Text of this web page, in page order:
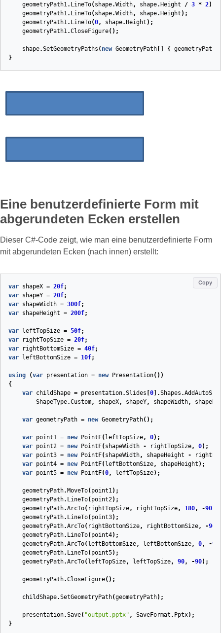
geometryPath1. LineTo( shape.Width, shape. Height / 3 * 2);
geometryPath1. LineTo( shape.Width, shape. Height );
geometryPath1. LineTo(0, shape. Height );
geometryPath1.CloseFigure();
shape.SetGeometryPaths ( new GeometryPath { geometryPath0
}
Eine benutzerdefinierte Form mit
abgerundeten Ecken erstellen
Dieser C#‑Code zeigt, wie man eine benutzerdefinierte Form
mit abgerundeten Ecken (nach innen) erstellt:
Copy
var shapeX = 20f;
var shapeY = 20f;
var shapeWidth = 300f;
var shapeHeight = 200f;
var leftTopSize = 50f;
var
rightTopSize = 20f;
var
rightBottomSize = 40f;
var
leftBottomSize = 10f;
using (var presentation = new Presentation())
{
var childShape = presentation.Slides 0 ].Shapes .
ShapeType.Custom, shapeX, shapeY, shapeWidth,
var geometryPath = new GeometryPath();
var point1 = new PointF( leftTopSize, 0);
var point2 = new PointF( shapeWidth - rightTopSize, 0);
var point3 = new PointF( shapeWidth, shapeHeight -
var point4 = new PointF( leftBottomSize, shapeHeight );
var point5 = new PointF(0, leftTopSize);
geometryPath. MoveTo( point1);
geometryPath. LineTo( point2);
geometryPath.ArcTo( rightTopSize, rightTopSize, 180, -90
geometryPath. LineTo( point3);
geometryPath.ArcTo( rightBottomSize, rightBottomSize, -90
geometryPath. LineTo( point4);
geometryPath.ArcTo( leftBottomSize, leftBottomSize, 0, -90
geometryPath. LineTo( point5);
geometryPath.ArcTo( leftTopSize, leftTopSize, 90, -90);
geometryPath.CloseFigure();
childShape.SetGeometryPath(geometryPath);
presentation.Save( "output.pptx" , SaveFormat . Pptx);
}